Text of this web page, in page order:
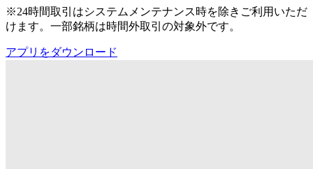
※24時間取引はシステムメンテナンス時を除きご利用いただ
けます。一部銘柄は時間外取引の対象外です。
アプリをダウンロード